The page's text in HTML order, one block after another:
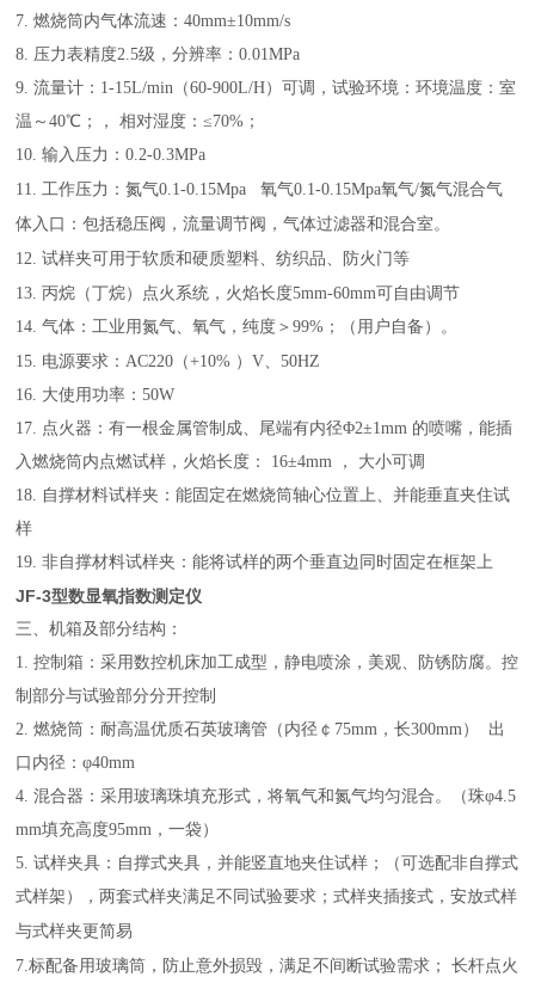
7.燃烧筒内气体流速：40mm±10mm/s
8. 压力表精度2.5级 ，分辨率：0.01MPa
9.流量计： 1-15L/min（60-900L/H）可调 ，试验环境：环境温度：室
温～40℃；
，相对湿度：≤70%；
10.输入压力：0.2-0.3MPa
11.工作压力：氮气0.1-0.15Mpa 氧气0.1-0.15Mpa氧气/氮气混合气
体入口：包括稳压阀，流量调节阀，气体过滤器和混合室。
12.试样夹可用于软质和硬质塑料、纺织品、防火门等
13.丙烷（丁烷）点火系统，火焰长度5mm-60mm可自由调节
14.气体：工业用氮气、氧气，纯度＞99%； （用户自备） 。
15. 电源要求：AC220（+10% ）V、50HZ
16. 大使用功率：50W
17. 点火器：有一根金属管制成、尾端有内径Φ2±1mm 的喷嘴，能插
入燃烧筒内点燃试样 ， 火焰长度： 16±4mm ，
大小可调
18. 自撑材料试样夹：能固定在燃烧筒轴心位置上、并能垂直夹住试
样
19.非自撑材料试样夹：能将试样的两个垂直边同时固定在框架上
JF-3型数显氧指数测定仪
三、机箱及部分结构：
1. 控制箱：采用数控机床加工成型，静电喷涂，美观、防锈防腐。控
制部分与试验部分分开控制
2. 燃烧筒：耐高温优质石英玻璃管（内径￠ 75mm，长300mm） 出
口内径：φ40mm
4. 混合器：采用玻璃珠填充形式，将氧气和氮气均匀混合。（珠φ4.5
mm填充高度95mm，一袋）
5. 试样夹具：自撑式夹具，并能竖直地夹住试样；（可选配非自撑式
式样架）
，两套式样夹满足不同试验要求；式样夹插接式，安放式样
与式样夹更简易
7.标配备用玻璃筒，防止意外损毁，满足不间断试验需求；
长杆点火